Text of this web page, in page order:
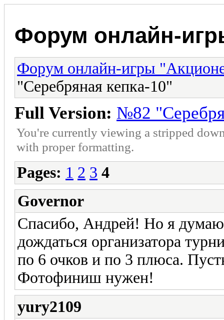
Форум онлайн-
Форум онлайн-игры
"Серебряная кепка-10"
Full Version: №82
You're currently viewing a stripped
with proper formatting.
Pages: 1 2 3 4
Governor
Спасибо, Андрей! Но я
дождаться организатора
по 6 очков и по 3 плюса.
Фотофиниш нужен!
yury2109